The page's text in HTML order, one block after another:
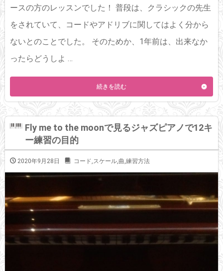
ースの方のレッスンでした！ 普段は、クラシックの先生
をされていて、コードやアドリブに関してはよく分から
ないとのことでした。 そのためか、1年前は、出来なか
ったらどうしよ …
続きを読む
Fly me to the moonで見るジャズピアノで12キ
ー練習の目的
2020年9月28日 コード,スケール,曲,練習方法